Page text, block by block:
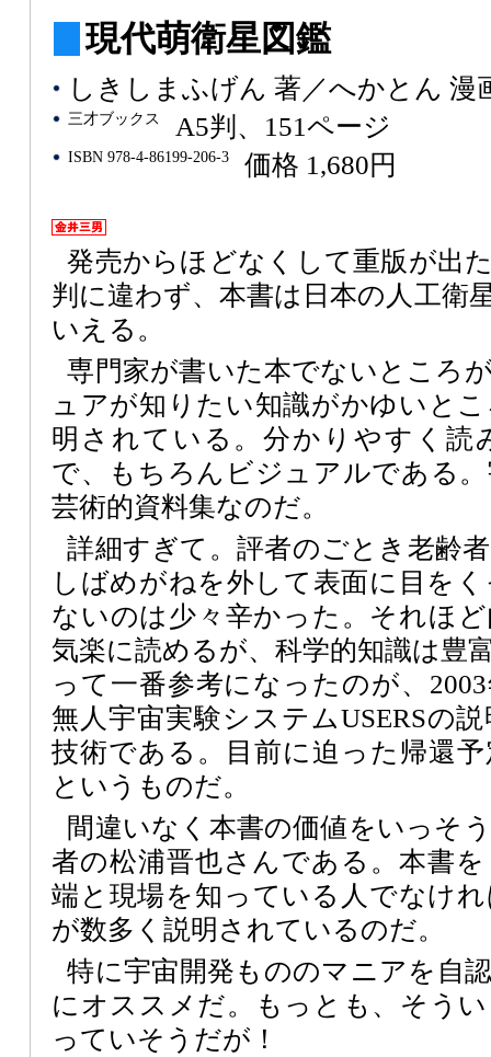
現代萌衛星図鑑
しきしまふげん 著／へかとん 漫
三才ブックス A5判、151ページ
ISBN 978-4-86199-206-3 価格 1,680円
発売からほどなくして重版が出
判に違わず、本書は日本の人工衛
いえる。
専門家が書いた本でないところ
ュアが知りたい知識がかゆいと
明されている。分かりやすく読
で、もちろんビジュアルである
芸術的資料集なのだ。
詳細すぎて。評者のごとき老齢
しばめがねを外して表面に目を
ないのは少々辛かった。それほ
気楽に読めるが、科学的知識は豊
って一番参考になったのが、
無人宇宙実験システムUSERSの
技術である。目前に迫った帰還
というものだ。
間違いなく本書の価値をいっそ
者の松浦晋也さんである。本書
端と現場を知っている人でなけ
が数多く説明されているのだ。
特に宇宙開発もののマニアを自
にオススメだ。もっとも、そう
っていそうだが！